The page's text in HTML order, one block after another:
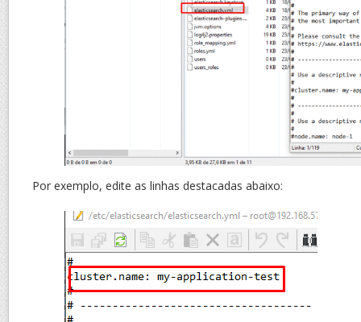
Por exemplo, edite as linhas destacadas abaixo: